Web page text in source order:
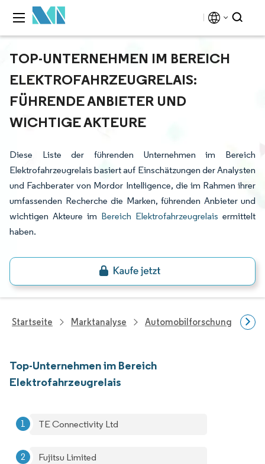
TOP-UNTERNEHMEN IM BEREICH
ELEKTROFAHRZEUGRELAIS:
FÜHRENDE ANBIETER UND
WICHTIGE AKTEURE
Diese Liste der führenden Unternehmen im Bereich
Elektrofahrzeugrelais basiert auf Einschätzungen der Analysten
und Fachberater von Mordor Intelligence, die im Rahmen ihrer
umfassenden Recherche die Marken, führenden Anbieter und
wichtigen Akteure im Bereich Elektrofahrzeugrelais ermittelt
haben.
Startseite Marktanalyse Automobilforschung
Top-Unternehmen im Bereich
Elektrofahrzeugrelais
TE Connectivity Ltd
Fujitsu Limited